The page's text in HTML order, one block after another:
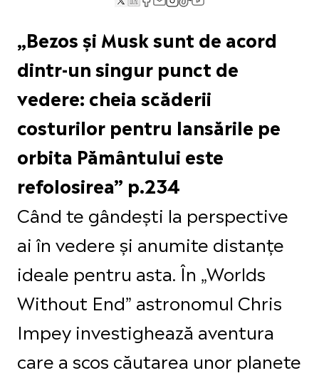
„Bezos și Musk sunt de acord
dintr-un singur punct de
vedere: cheia scăderii
costurilor pentru lansările pe
orbita Pământului este
refolosirea” p.234
Când te gândești la perspective
ai în vedere și anumite distanțe
ideale pentru asta. În „Worlds
Without End” astronomul Chris
Impey investighează aventura
care a scos căutarea unor planete